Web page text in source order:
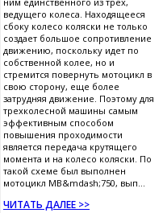
ведущего колеса. Находящееся
сбоку колесо коляски не только
создает большое сопротивление
движению, поскольку идет по
собственной колее, но и
стремится повернуть мотоцикл в
свою сторону, еще более
затрудняя движение. Поэтому для
трехколесной машины самым
эффективным способом
повышения проходимости
является передача крутящего
момента и на колесо коляски. По
такой схеме был выполнен
мотоцикл МВ&mdash;750, вып...
ЧИТАТЬ ДАЛЕЕ >>